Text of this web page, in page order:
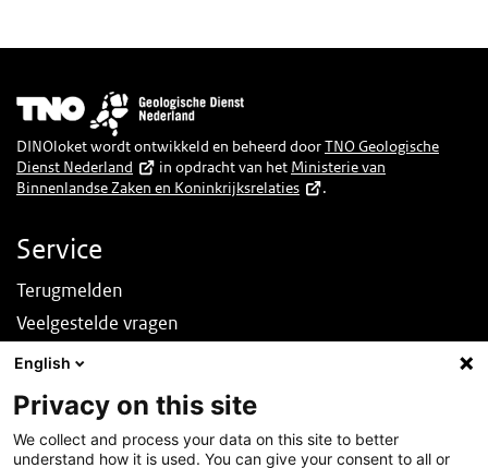
Afbeelding
DINOloket wordt ontwikkeld en beheerd doorTNO Geologische
Dienst Nederland
in opdracht van het Ministerie van
Binnenlandse Zaken en Koninkrijksrelaties
.
Service
Terugmelden
Veelgestelde vragen
Nieuws
English
Over deze site
Over DINOloket
English
Privacy on this site
We collect and process your data on this site to better
understand how it is used. You can give your consent to all or